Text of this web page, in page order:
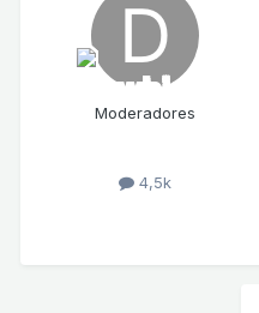
Moderadores
4,5k